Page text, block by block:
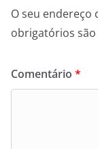
O seu endereço
obrigatórios
Comentário *